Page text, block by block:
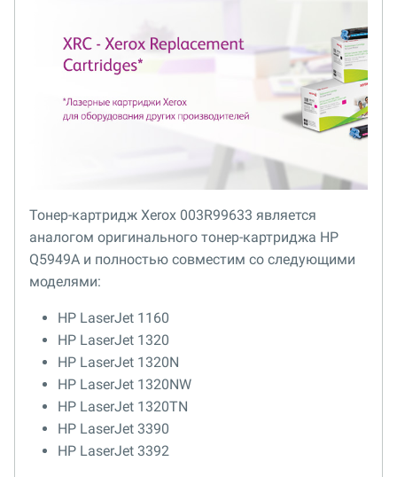
Тонер-картридж Xerox 003R99633 является
аналогом оригинального тонер-картриджа HP
Q5949A и полностью совместим со следующими
моделями:
HP LaserJet 1160
HP LaserJet 1320
HP LaserJet 1320N
HP LaserJet 1320NW
HP LaserJet 1320TN
HP LaserJet 3390
HP LaserJet 3392